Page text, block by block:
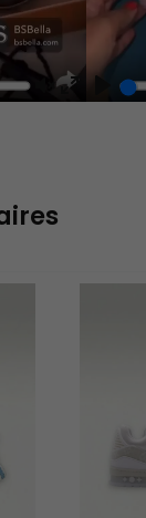
Unmute
Enter